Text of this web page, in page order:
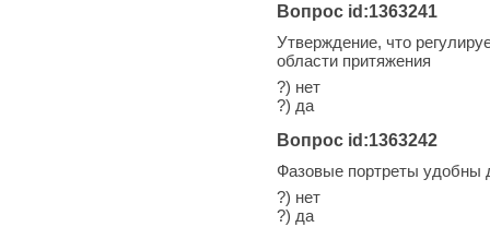
Вопрос id:1363241
Утверждение, что
области притяжения
?) нет
?) да
Вопрос id:1363242
Фазовые портреты удобны
?) нет
?) да